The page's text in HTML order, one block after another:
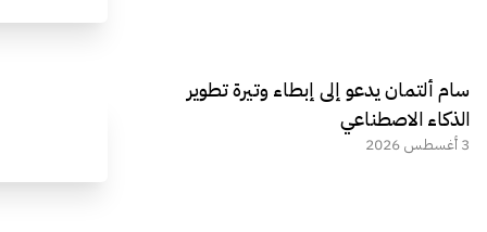
سام ألتمان يدعو إلى إبطاء وتيرة تطوير
الذكاء الاصطناعي
3 أغسطس 2026